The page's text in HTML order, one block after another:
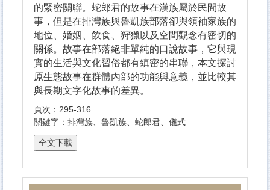
的緊密關聯。蛇郎君的故事在漢族屬於民間故
事，但是在排灣族與魯凱族部落卻與領袖家族的
地位、婚姻、飲食、狩獵以及空間觀念有密切的
關係。故事在部落絕非單純的口說故事，它與現
實的生活與文化習俗都有縝密的串聯，本文探討
原生態故事在群體內部的功能與意義，並比較其
與長期文字化故事的差異。
頁次：295-316
關鍵字：排灣族、 魯凱族、蛇郎君、儀式